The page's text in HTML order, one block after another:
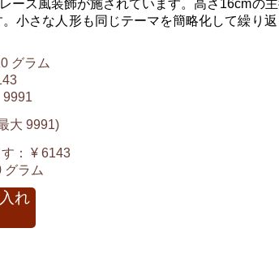
ス風装飾が施されています。高さ16cmの
小さな人形も同じテーマを簡略化して繰り
グラム
9991
大 9991)
：
¥ 6143
グラム
れ